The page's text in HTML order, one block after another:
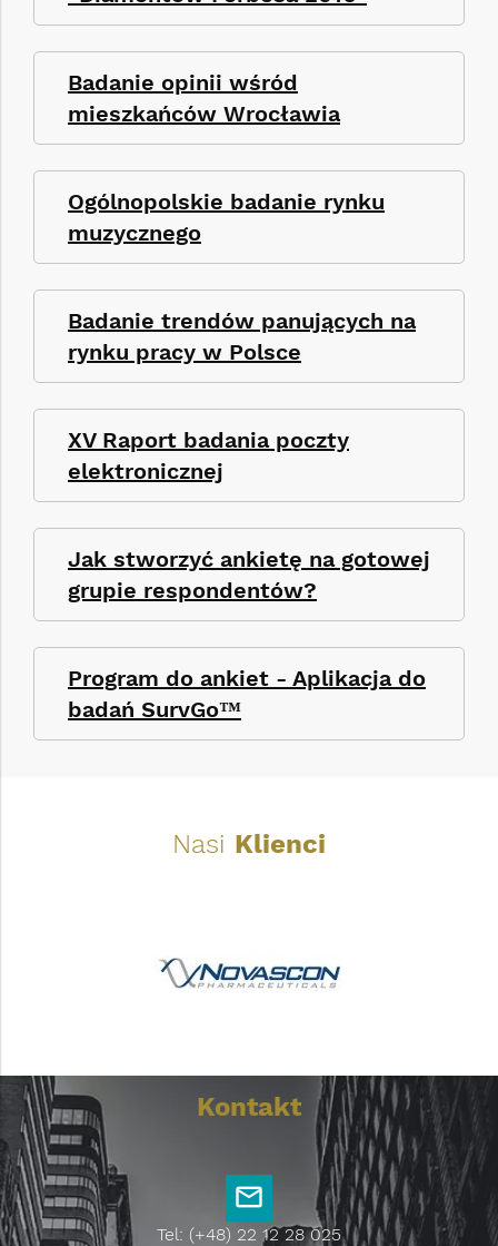
Badanie opinii wśród
mieszkańców Wrocławia
Ogólnopolskie badanie rynku
muzycznego
Badanie trendów panujących na
rynku pracy w Polsce
XV Raport badania poczty
elektronicznej
Jak stworzyć ankietę na gotowej
grupie respondentów?
Program do ankiet - Aplikacja do
badań SurvGo™
Nasi Klienci
Kontakt
Tel: (+48) 22 12 28 025